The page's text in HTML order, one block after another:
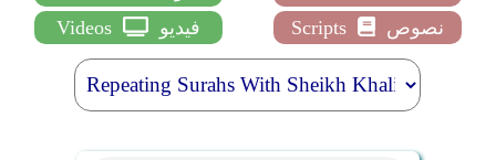
Videos
فيديو Scripts نصوص